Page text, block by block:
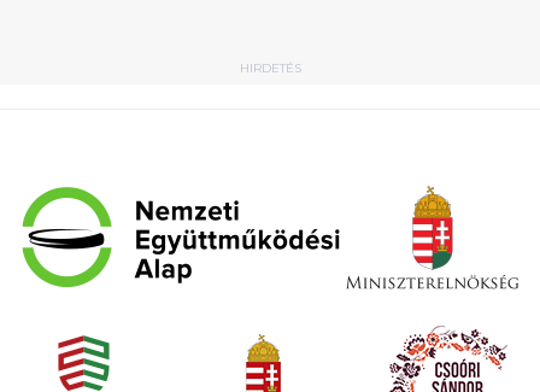
HIRDETÉS